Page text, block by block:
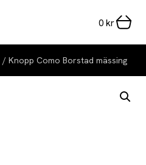
0 kr
/ Knopp Como Borstad mässing